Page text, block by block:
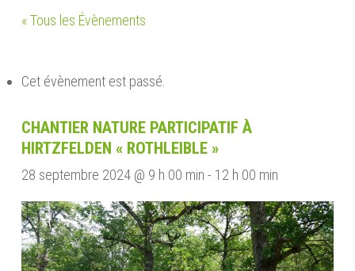
« Tous les Évènements
Cet évènement est passé.
CHANTIER NATURE PARTICIPATIF À
HIRTZFELDEN « ROTHLEIBLE »
28 septembre 2024 @ 9 h 00 min - 12 h 00 min